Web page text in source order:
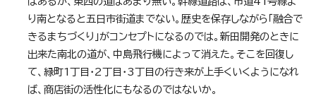
り南となると五日市街道までない。歴史を保存しながら「融合で
きるまちづくり」がコンセプトになるのでは。新田開発のときに
出来た南北の道が、中島飛行機によって消えた。そこを回復し
て、緑町1丁目・2丁目・3丁目の行き来が上手くいくようになれ
ば、商店街の活性化にもなるのではないか。